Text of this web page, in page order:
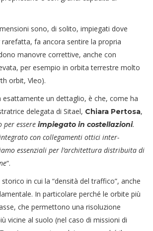
sono, di solito, impiegati dove
rarefatta, fa ancora sentire la propria
manovre correttive, anche con
per esempio in orbita terrestre molto
orbit, Vleo).
esattamente un dettaglio, è che, come ha
delegata di Sitael, Chiara Pertosa,
per essere impiegato in costellazioni.
con collegamenti ottici inter-
essenziali per l’architettura distribuita di
“.
in cui la “densità del traffico”, anche
In particolare perché le orbite più
che permettono una risoluzione
vicine al suolo (nel caso di missioni di